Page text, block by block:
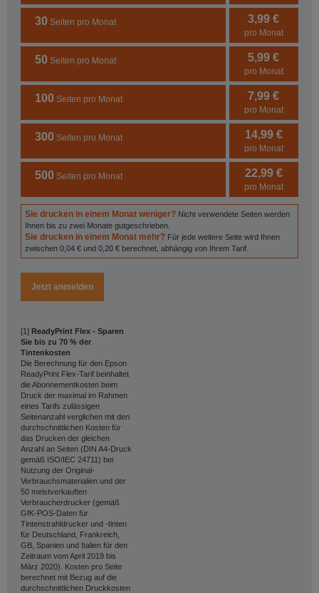
30 Seiten pro Monat 3,99 €
pro Monat
50 Seiten pro Monat 5,99 €
pro Monat
100 Seiten pro Monat 7,99 €
pro Monat
300 Seiten pro Monat 14,99 €
pro Monat
500 Seiten pro Monat 22,99 €
pro Monat
Sie drucken in einem Monat weniger? Nicht verwendete Seiten werden
Ihnen bis zu zwei Monate gutgeschrieben.
Sie drucken in einem Monat mehr? Für jede weitere Seite wird Ihnen
zwischen 0,04 € und 0,20 € berechnet, abhängig von Ihrem Tarif.
Jetzt anmelden
[1] ReadyPrint Flex - Sparen
Sie bis zu 70 % der
Tintenkosten
Die Berechnung für den Epson
ReadyPrint Flex-Tarif beinhaltet
die Abonnementkosten beim
Druck der maximal im Rahmen
eines Tarifs zulässigen
Seitenanzahl verglichen mit den
durchschnittlichen Kosten für
das Drucken der gleichen
Anzahl an Seiten (DIN A4-Druck
gemäß ISO/IEC 24711) bei
Nutzung der Original-
Verbrauchsmaterialien und der
50 meistverkauften
Verbraucherdrucker (gemäß
GfK-POS-Daten für
Tintenstrahldrucker und -tinten
für Deutschland, Frankreich,
GB, Spanien und Italien für den
Zeitraum vom April 2019 bis
März 2020). Kosten pro Seite
berechnet mit Bezug auf die
durchschnittlichen Druckkosten